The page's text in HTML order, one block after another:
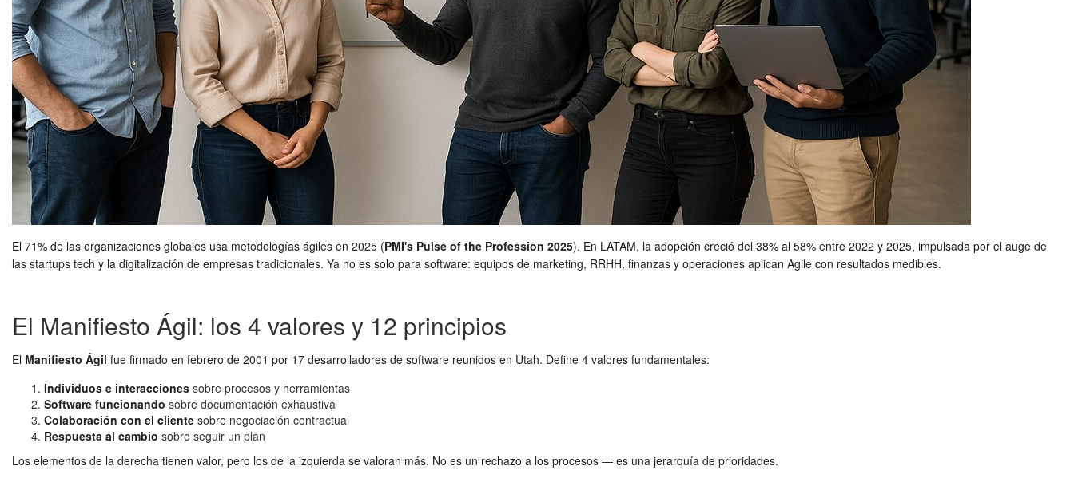
El 71% de las organizaciones globales usa metodologías ágiles en 2025 (PMI's Pulse of the Profession 2025). En LATAM, la adopción creció del 38% al 58% entre 2022 y 2025, impulsada por el auge de
las startups tech y la digitalización de empresas tradicionales. Ya no es solo para software: equipos de marketing, RRHH, finanzas y operaciones aplican Agile con resultados medibles.
El Manifiesto Ágil: los 4 valores y 12 principios
El Manifiesto Ágil fue firmado en febrero de 2001 por 17 desarrolladores de software reunidos en Utah. Define 4 valores fundamentales:
Individuos e interacciones sobre procesos y herramientas
Software funcionando sobre documentación exhaustiva
Colaboración con el cliente sobre negociación contractual
Respuesta al cambio sobre seguir un plan
Los elementos de la derecha tienen valor, pero los de la izquierda se valoran más. No es un rechazo a los procesos — es una jerarquía de prioridades.